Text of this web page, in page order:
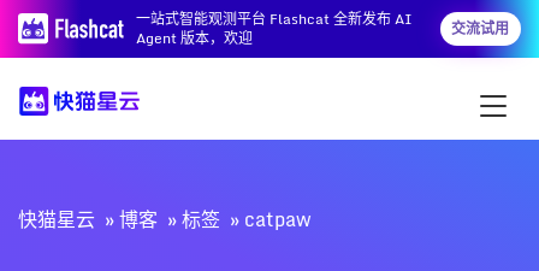
一站式智能观测平台 Flashcat 全新发布 AI
Agent 版本，欢迎
交流试用
快猫星云 博客 标签 catpaw